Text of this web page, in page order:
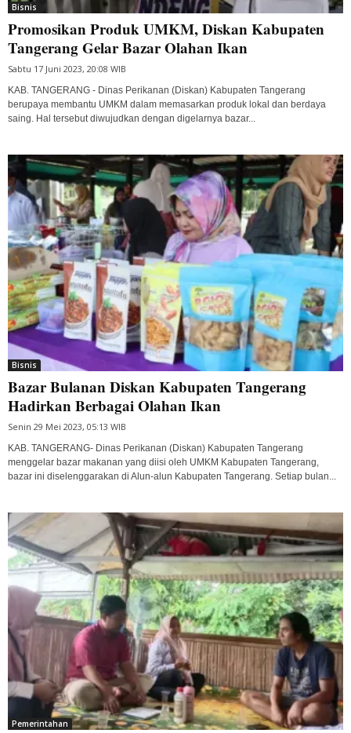
Bisnis
Promosikan Produk UMKM, Diskan Kabupaten
Tangerang Gelar Bazar Olahan Ikan
Sabtu 17 Juni 2023, 20:08 WIB
KAB. TANGERANG - Dinas Perikanan (Diskan) Kabupaten Tangerang
berupaya membantu UMKM dalam memasarkan produk lokal dan berdaya
saing. Hal tersebut diwujudkan dengan digelarnya bazar...
Bisnis
Bazar Bulanan Diskan Kabupaten Tangerang
Hadirkan Berbagai Olahan Ikan
Senin 29 Mei 2023, 05:13 WIB
KAB. TANGERANG- Dinas Perikanan (Diskan) Kabupaten Tangerang
menggelar bazar makanan yang diisi oleh UMKM Kabupaten Tangerang,
bazar ini diselenggarakan di Alun-alun Kabupaten Tangerang. Setiap bulan...
Pemerintahan